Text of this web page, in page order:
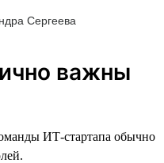
Сергеева
важны
ИТ-стартапа обычно